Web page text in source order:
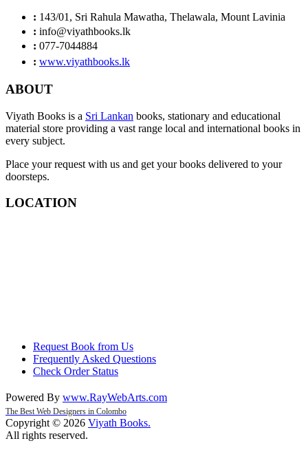
: 143/01, Sri Rahula Mawatha, Thelawala, Mount Lavinia
: info@viyathbooks.lk
: 077-7044884
: www.viyathbooks.lk
ABOUT
Viyath Books is a Sri Lankan books, stationary and educational
material store providing a vast range local and international books in
every subject.
Place your request with us and get your books delivered to your
doorsteps.
LOCATION
Request Book from Us
Frequently Asked Questions
Check Order Status
Powered By www.RayWebArts.com
The Best Web Designers in Colombo
Copyright © 2026 Viyath Books.
All rights reserved.